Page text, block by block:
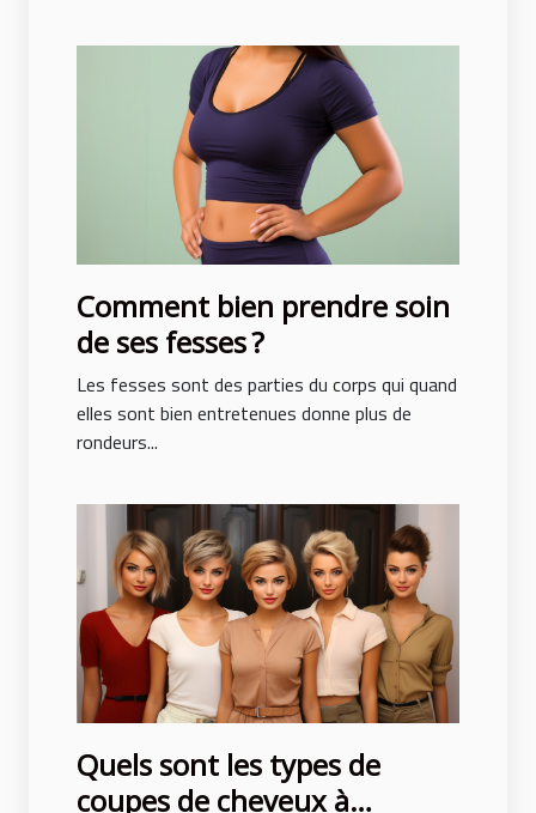
Comment bien prendre soin
de ses fesses ?
Les fesses sont des parties du corps qui quand
elles sont bien entretenues donne plus de
rondeurs...
Quels sont les types de
coupes de cheveux à